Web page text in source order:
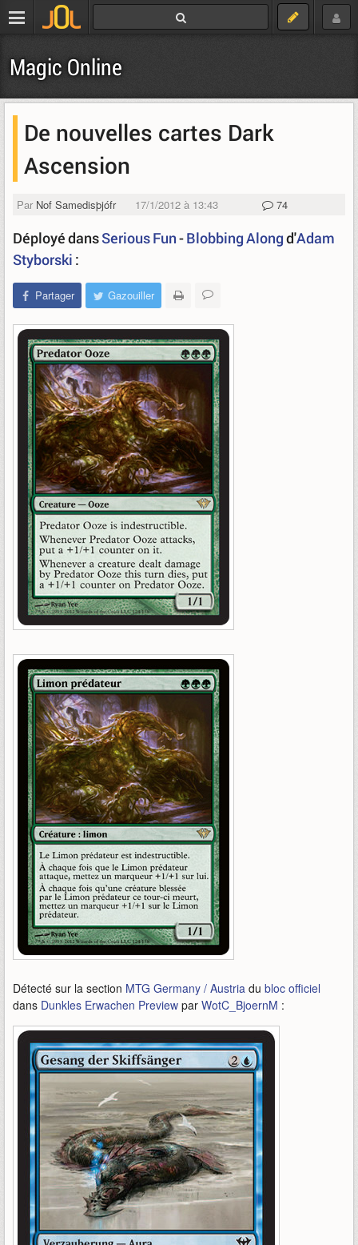
Magic Online
De nouvelles cartes Dark
Ascension
Par Nof Samedisþjófr 17/1/2012 à 13:43 74
Déployé dansSerious Fun-Blobbing Alongd'Adam
Styborski :
Partager Gazouiller
Détecté sur la section MTG Germany / Austria du bloc officiel
dans Dunkles Erwachen Preview par WotC_BjoernM :